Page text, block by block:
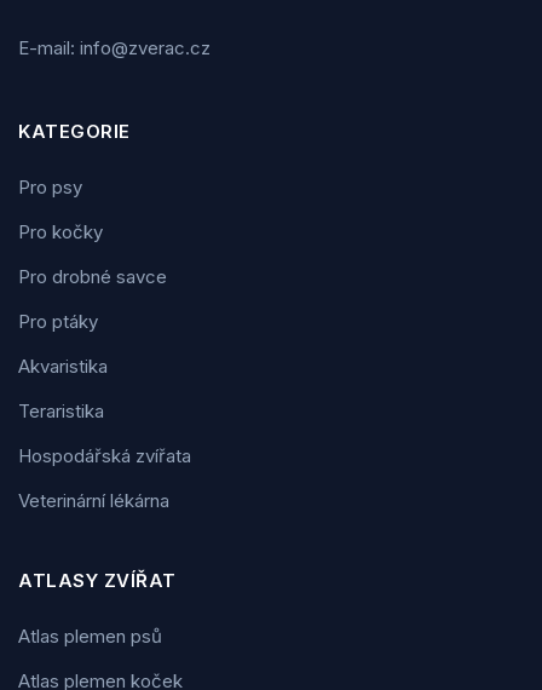
E-mail: info@zverac.cz
KATEGORIE
Pro psy
Pro kočky
Pro drobné savce
Pro ptáky
Akvaristika
Teraristika
Hospodářská zvířata
Veterinární lékárna
ATLASY ZVÍŘAT
Atlas plemen psů
Atlas plemen koček